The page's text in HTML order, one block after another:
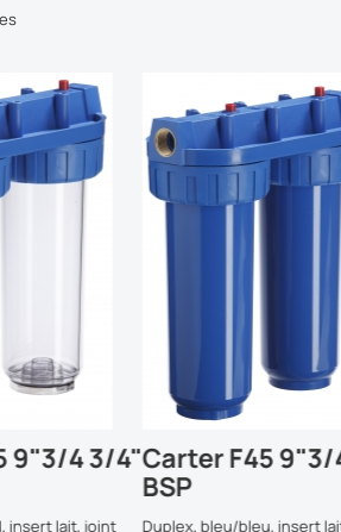
4 3/4"
lait, joint
Carter F45 9"3/4
BSP
Duplex, bleu/bleu, insert lait, joint